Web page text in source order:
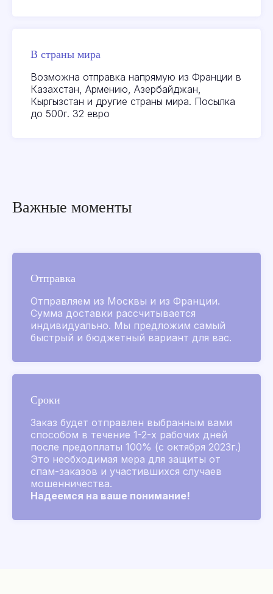
В страны мира
Возможна отправка напрямую из Франции в
Казахстан, Армению, Азербайджан,
Кыргызстан и другие страны мира. Посылка
до 500г. 32 евро
Важные моменты
Отправка
Отправляем из Москвы и из Франции.
Сумма доставки рассчитывается
индивидуально. Мы предложим самый
быстрый и бюджетный вариант для вас.
Сроки
Заказ будет отправлен выбранным вами
способом в течение 1-2-х рабочих дней
после предоплаты 100% (с октября 2023г.)
Это необходимая мера для защиты от
спам-заказов и участившихся случаев
мошенничества.
Надеемся на ваше понимание!
Посмотреть
актуальные акции
и новейшие товары
ВКонтакте
Золотые флаконы
L’Air de Grasse 2026
Для нее
Для него
Коллекции ароматов
Для лица и тела
Chanel
Подбор аромата
Покупателям